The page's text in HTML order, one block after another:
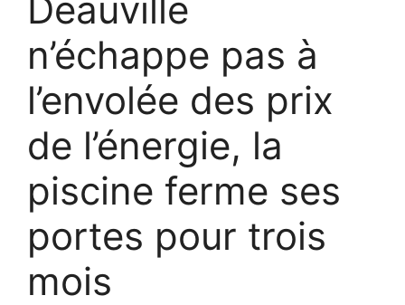
Deauville
n’échappe pas à
l’envolée des prix
de l’énergie, la
piscine ferme ses
portes pour trois
mois